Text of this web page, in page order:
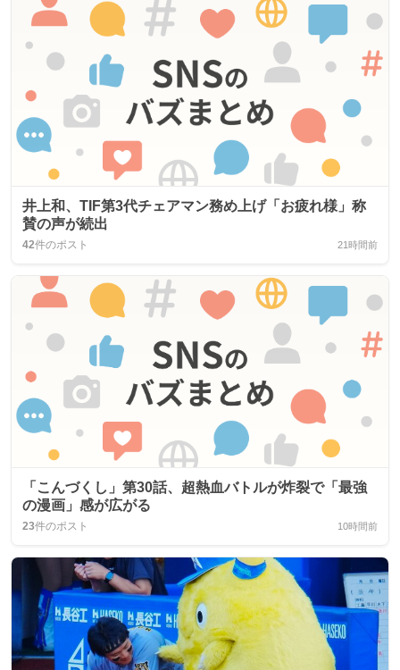
井上和、TIF第3代チェアマン務め上げ「お疲れ様」称
賛の声が続出
42件のポスト 21時間前
「こんづくし」第30話、超熱血バトルが炸裂で「最強
の漫画」感が広がる
23件のポスト 10時間前